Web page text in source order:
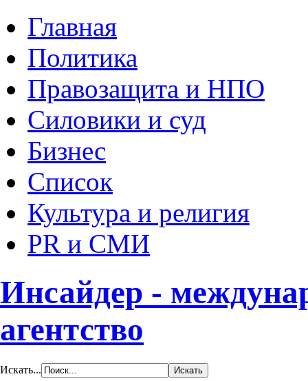
Главная
Политика
Правозащита и НПО
Силовики и суд
Бизнес
Список
Культура и религия
PR и СМИ
Инсайдер -
агентство
Искать...